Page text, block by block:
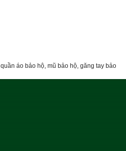
quần áo bảo hộ, mũ bảo hộ, găng tay bảo